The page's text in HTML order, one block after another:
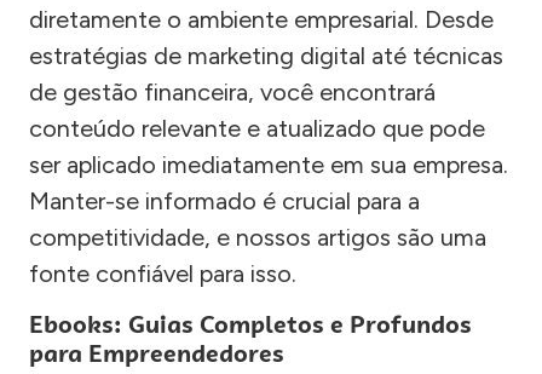
diretamente o ambiente empresarial. Desde
estratégias de marketing digital até técnicas
de gestão financeira, você encontrará
conteúdo relevante e atualizado que pode
ser aplicado imediatamente em sua empresa.
Manter-se informado é crucial para a
competitividade, e nossos artigos são uma
fonte confiável para isso.
Ebooks: Guias Completos e Profundos
para Empreendedores